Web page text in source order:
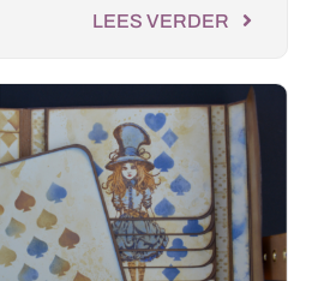
LEES VERDER